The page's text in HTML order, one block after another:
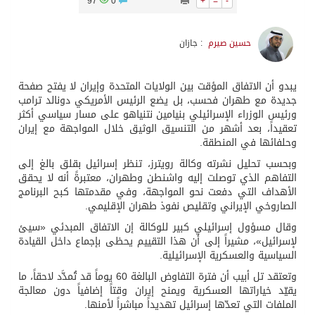
حسين صيرم : جازان
يبدو أن الاتفاق المؤقت بين الولايات المتحدة وإيران لا يفتح صفحة
جديدة مع طهران فحسب، بل يضع الرئيس الأمريكي دونالد ترامب
ورئيس الوزراء الإسرائيلي بنيامين نتنياهو على مسار سياسي أكثر
تعقيداً، بعد أشهر من التنسيق الوثيق خلال المواجهة مع إيران
وحلفائها في المنطقة.
وبحسب تحليل نشرته وكالة رويترز، تنظر إسرائيل بقلق بالغ إلى
التفاهم الذي توصلت إليه واشنطن وطهران، معتبرةً أنه لا يحقق
الأهداف التي دفعت نحو المواجهة، وفي مقدمتها كبح البرنامج
الصاروخي الإيراني وتقليص نفوذ طهران الإقليمي.
وقال مسؤول إسرائيلي كبير للوكالة إن الاتفاق المبدئي «سيئ
لإسرائيل»، مشيراً إلى أن هذا التقييم يحظى بإجماع داخل القيادة
السياسية والعسكرية الإسرائيلية.
وتعتقد تل أبيب أن فترة التفاوض البالغة 60 يوماً قد تُمدَّد لاحقاً، ما
يقيّد خياراتها العسكرية ويمنح إيران وقتاً إضافياً دون معالجة
الملفات التي تعدّها إسرائيل تهديداً مباشراً لأمنها.